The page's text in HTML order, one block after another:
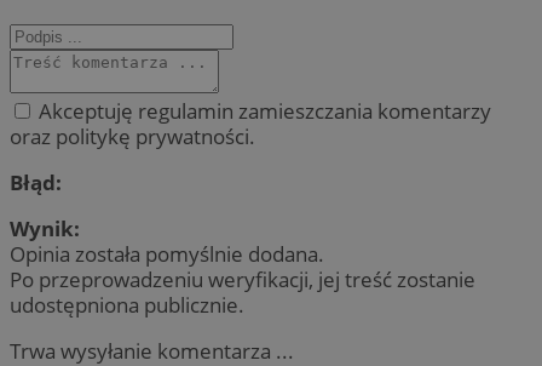
Akceptuję regulamin zamieszczania komentarzy
oraz politykę prywatności.
Błąd:
Wynik:
Opinia została pomyślnie dodana.
Po przeprowadzeniu weryfikacji, jej treść zostanie
udostępniona publicznie.
Trwa wysyłanie komentarza ...